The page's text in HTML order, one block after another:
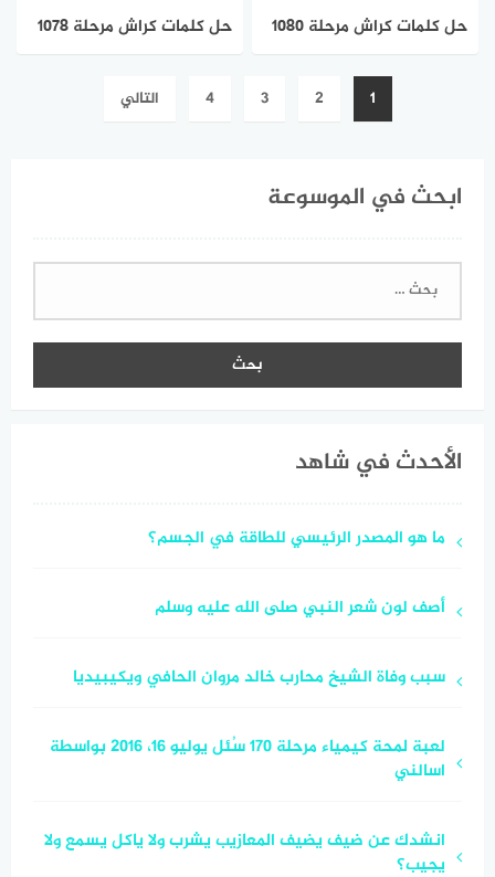
حل كلمات كراش مرحلة ١٠٨٠
حل كلمات كراش مرحلة ١٠٧٨
1
2
3
4 التالي
ابحث في الموسوعة
البحث
الأحدث في شاهد
ما هو المصدر الرئيسي للطاقة في الجسم؟
أصف لون شعر النبي صلى الله عليه وسلم
سبب وفاة الشيخ محارب خالد مروان الحافي ويكيبيديا
لعبة لمحة كيمياء مرحلة 170 سُئل يوليو 16، 2016 بواسطة
اسالني
انشدك عن ضيف يضيف المعازيب يشرب ولا ياكل يسمع ولا
يجيب؟